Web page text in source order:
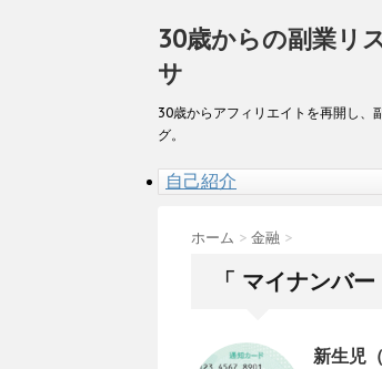
30歳からの副業リ
サ
30歳からアフィリエイトを再開し、
グ。
自己紹介
ホーム > 金融 >
「 マイナンバ
新生児